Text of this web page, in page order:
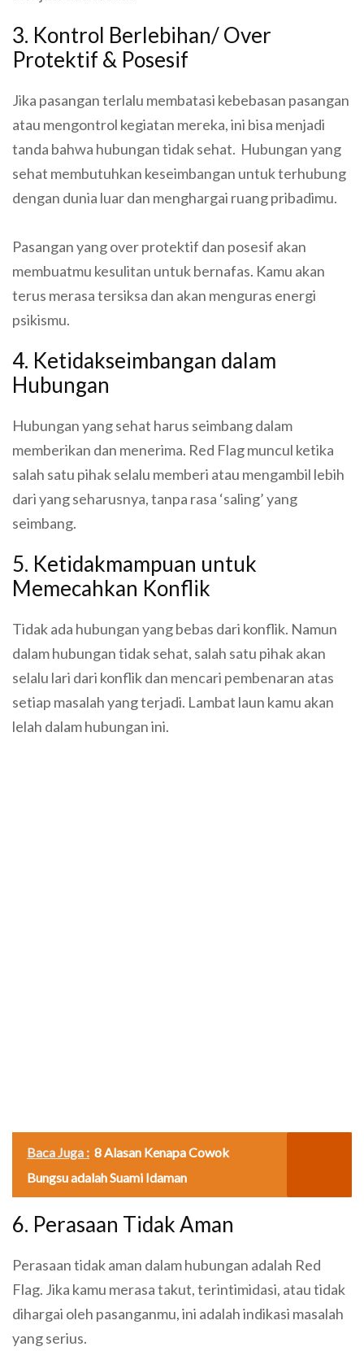
3. Kontrol Berlebihan/ Over
Protektif & Posesif
Jika pasangan terlalu membatasi kebebasan pasangan
atau mengontrol kegiatan mereka, ini bisa menjadi
tanda bahwa hubungan tidak sehat. Hubungan yang
sehat membutuhkan keseimbangan untuk terhubung
dengan dunia luar dan menghargai ruang pribadimu.
Pasangan yang over protektif dan posesif akan
membuatmu kesulitan untuk bernafas. Kamu akan
terus merasa tersiksa dan akan menguras energi
psikismu.
4. Ketidakseimbangan dalam
Hubungan
Hubungan yang sehat harus seimbang dalam
memberikan dan menerima. Red Flag muncul ketika
salah satu pihak selalu memberi atau mengambil lebih
dari yang seharusnya, tanpa rasa ‘saling’ yang
seimbang.
5. Ketidakmampuan untuk
Memecahkan Konflik
Tidak ada hubungan yang bebas dari konflik. Namun
dalam hubungan tidak sehat, salah satu pihak akan
selalu lari dari konflik dan mencari pembenaran atas
setiap masalah yang terjadi. Lambat laun kamu akan
lelah dalam hubungan ini.
Baca Juga : 8 Alasan Kenapa Cowok
Bungsu adalah Suami Idaman
6. Perasaan Tidak Aman
Perasaan tidak aman dalam hubungan adalah Red
Flag. Jika kamu merasa takut, terintimidasi, atau tidak
dihargai oleh pasanganmu, ini adalah indikasi masalah
yang serius.